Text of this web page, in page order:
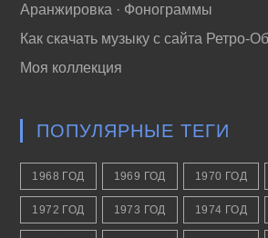
Аранжировка · Фонограммы
Как скачать музыку с сайта Ретро-
Моя коллекция
ПОПУЛЯРНЫЕ ТЕГИ
1968 ГОД 1969 ГОД 1970 ГОД
1972 ГОД 1973 ГОД 1974 ГОД